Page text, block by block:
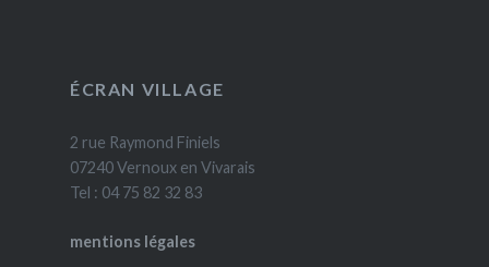
ÉCRAN VILLAGE
2 rue Raymond Finiels
07240 Vernoux en Vivarais
Tel : 04 75 82 32 83
mentions légales